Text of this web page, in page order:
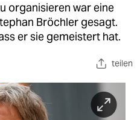
organisieren war eine
Bröchler gesagt.
er sie gemeistert hat.
teilen